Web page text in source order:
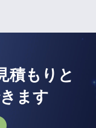
積もりと
ます